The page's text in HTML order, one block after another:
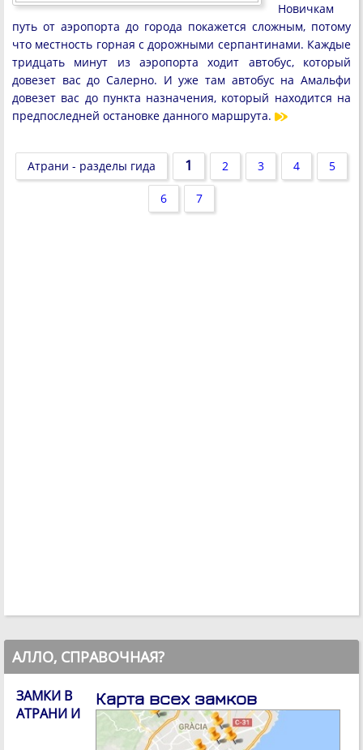
Новичкам
путь от аэропорта до города покажется сложным, потому
что местность горная с дорожными серпантинами. Каждые
тридцать минут из аэропорта ходит автобус, который
довезет вас до Салерно. И уже там автобус на Амальфи
довезет вас до пункта назначения, который находится на
предпоследней остановке данного маршрута.
Атрани - разделы гида 1 2 3 4 5
6 7
АЛЛО, СПРАВОЧНАЯ?
Карта всех замков
ЗАМКИ В
АТРАНИ И